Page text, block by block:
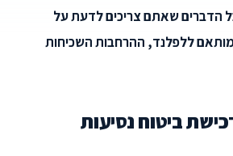
הדברים שאתם צריכים לדעת על
מותאם ללפלנד, ההרחבות השכיחות
ביטוח נסיעות